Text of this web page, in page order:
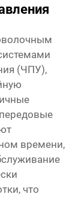
(ЧПУ),
времени,
что